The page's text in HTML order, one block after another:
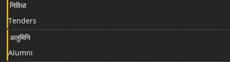
निविधा
Tenders
अलुमिनि
Alumni